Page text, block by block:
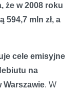
że w 2008 roku
mln zł, a
cele emisyjne
na
Warszawie. W